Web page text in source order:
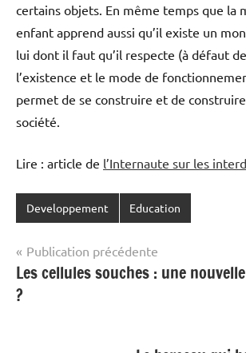
certains objets. En même temps que la
enfant apprend aussi qu’il existe un
lui dont il faut qu’il respecte (à défaut
l’existence et le mode de
permet de se construire et de
société.
Lire : article de l’Internaute sur les
Developpement Education
Navigation
de
l’article
Publication précédente
Les cellules souches : une
?